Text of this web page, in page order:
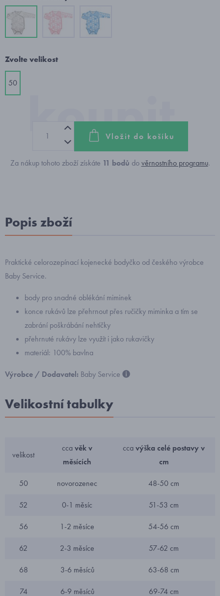
Zvolte velikost
50
Vložit do košíku
Za nákup tohoto zboží získáte 11 bodů dověrnostního programu.
Popis zboží
Praktické celorozepínací kojenecké bodyčko od českého výrobce
Baby Service.
body pro snadné oblékání miminek
konce rukávů lze přehrnout přes ručičky miminka a tím se
zabrání poškrábání nehtíčky
přehrnuté rukávy lze využít i jako rukavičky
materiál: 100% bavlna
Výrobce / Dodavatel: Baby Service
Velikostní tabulky
velikost
ccavěk v
měsících
ccavýška celé postavy v
cm
50 novorozenec 48-50 cm
52 0-1 měsíc 51-53 cm
56 1-2 měsíce 54-56 cm
62 2-3 měsíce 57-62 cm
68 3-6 měsíců 63-68 cm
74 6-9 měsíců 69-74 cm